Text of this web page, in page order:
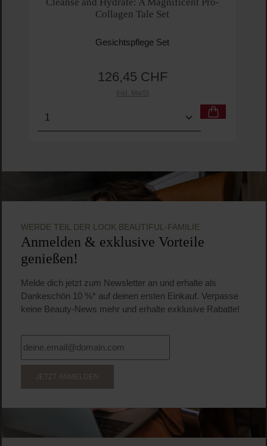
Collagen Tale Set
Gesichtspflege Set
Regulärer Preis:
126,45 CHF
Inkl. MwSt
Produkt Anzahl: Gib den gewünschten Wert
WERDE TEIL DER LOOK BEAUTIFUL-FAMILIE
Anmelden & exklusive Vorteile
genießen!
Melde dich jetzt zum Newsletter an und erhalte als
Dankeschön 10 %* auf deinen ersten Einkauf. Verpasse
keine Beauty-News mehr und erhalte exklusive Rabatte!
JETZT ANMELDEN